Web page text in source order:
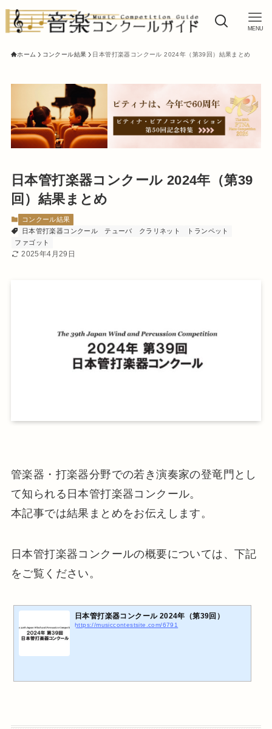
MENU
ホーム コンクール結果 日本管打楽器コンクール 2024年（第39回）結果まとめ
日本管打楽器コンクール 2024年（第39
回）結果まとめ
コンクール結果
日本管打楽器コンクール
テューバ クラリネット
トランペット
ファゴット
2025年4月29日
管楽器・打楽器分野での若き演奏家の登竜門とし
て知られる日本管打楽器コンクール。
本記事では結果まとめをお伝えします。
日本管打楽器コンクールの概要については、下記
をご覧ください。
日本管打楽器コンクール 2024年（第39回）
https://musiccontestsite.com/6791